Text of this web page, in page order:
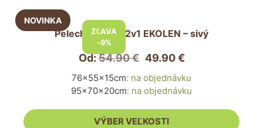
produktu.
ZĽAVA
-9%
Pelech pre psa 2v1 EKOLEN – sivý
Od:54.90€ 49.90€
76x55x15cm: na objednávku
95x70x20cm: na objednávku
VÝBER VEĽKOSTI
Tento
produkt
môžete
vybrať